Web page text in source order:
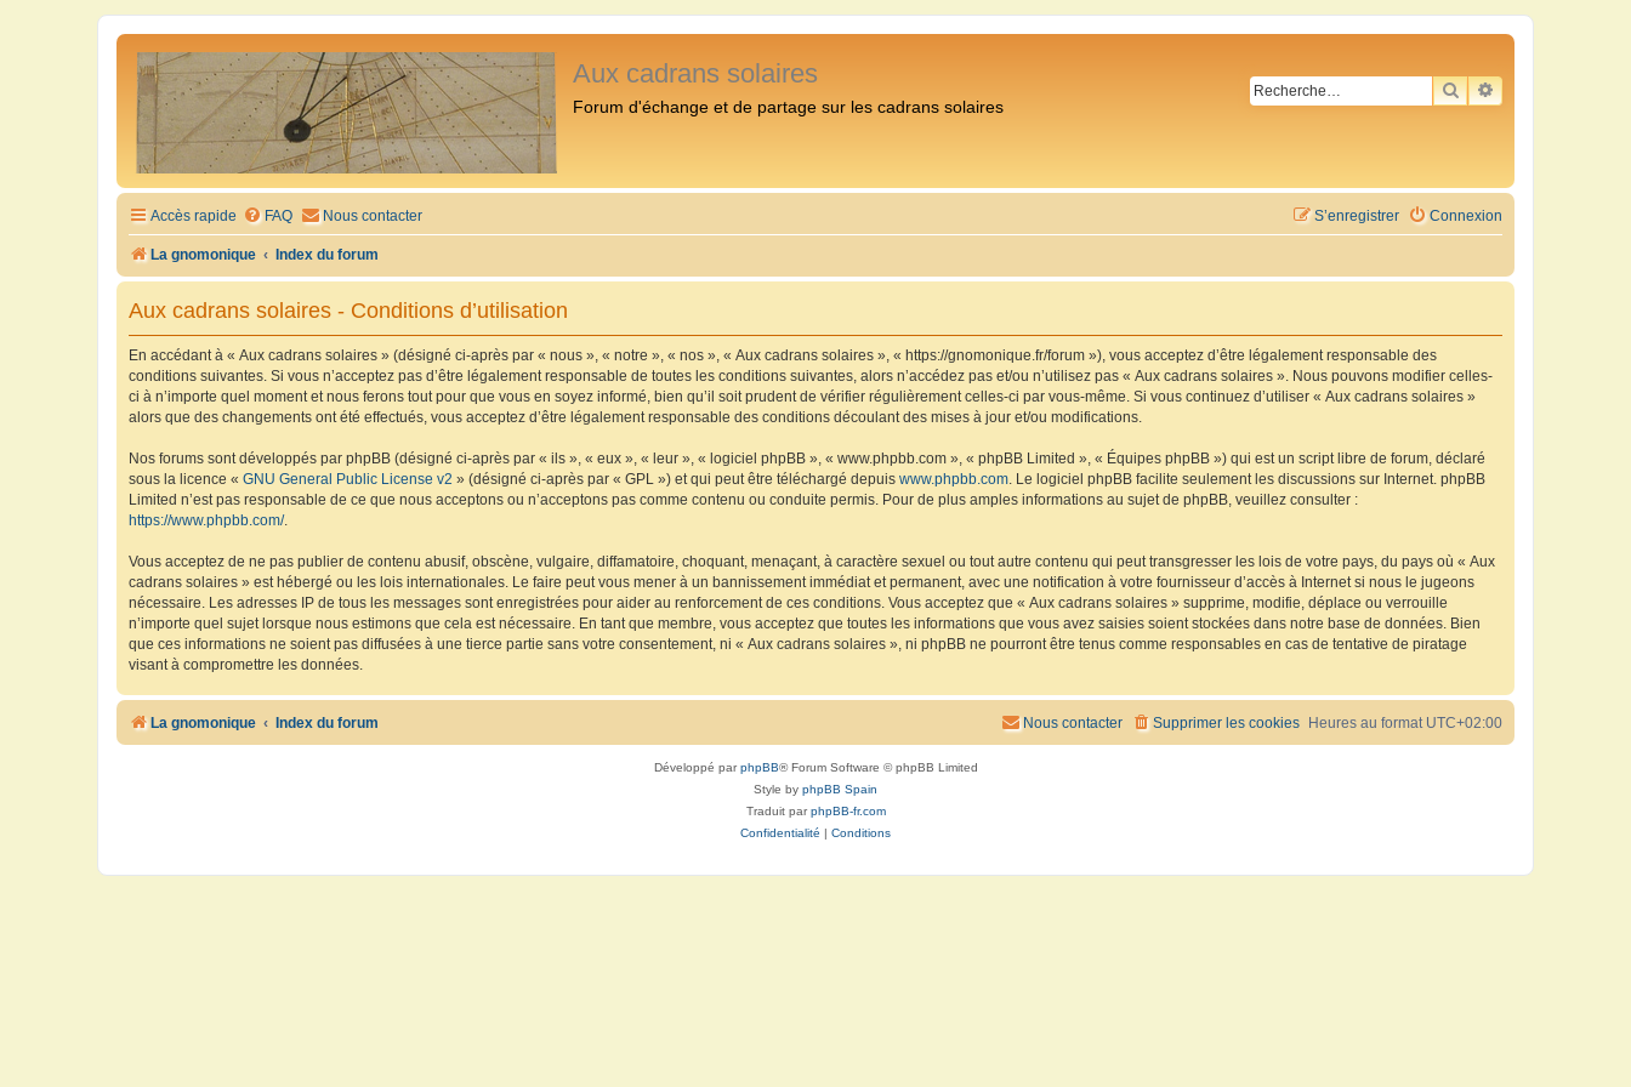
Aux cadrans solaires
Forum d'échange et de partage sur les cadrans solaires
RECHERCHER
RECHERCHE
Accès rapide FAQ Nous contacter Connexion
S’enregistrer
La gnomonique Index du forum
Aux cadrans solaires - Conditions d’utilisation
En accédant à « Aux cadrans solaires » (désigné ci-après par « nous », « notre », « nos », « Aux cadrans solaires », « https://gnomonique.fr/forum »), vous acceptez d’être légalement responsable des
conditions suivantes. Si vous n’acceptez pas d’être légalement responsable de toutes les conditions suivantes, alors n’accédez pas et/ou n’utilisez pas « Aux cadrans solaires ». Nous pouvons modifier celles-
ci à n’importe quel moment et nous ferons tout pour que vous en soyez informé, bien qu’il soit prudent de vérifier régulièrement celles-ci par vous-même. Si vous continuez d’utiliser « Aux cadrans solaires »
alors que des changements ont été effectués, vous acceptez d’être légalement responsable des conditions découlant des mises à jour et/ou modifications.
Nos forums sont développés par phpBB (désigné ci-après par « ils », « eux », « leur », « logiciel phpBB », « www.phpbb.com », « phpBB Limited », « Équipes phpBB ») qui est un script libre de forum, déclaré
sous la licence « GNU General Public License v2 » (désigné ci-après par « GPL ») et qui peut être téléchargé depuis www.phpbb.com. Le logiciel phpBB facilite seulement les discussions sur Internet. phpBB
Limited n’est pas responsable de ce que nous acceptons ou n’acceptons pas comme contenu ou conduite permis. Pour de plus amples informations au sujet de phpBB, veuillez consulter :
https://www.phpbb.com/.
Vous acceptez de ne pas publier de contenu abusif, obscène, vulgaire, diffamatoire, choquant, menaçant, à caractère sexuel ou tout autre contenu qui peut transgresser les lois de votre pays, du pays où « Aux
cadrans solaires » est hébergé ou les lois internationales. Le faire peut vous mener à un bannissement immédiat et permanent, avec une notification à votre fournisseur d’accès à Internet si nous le jugeons
nécessaire. Les adresses IP de tous les messages sont enregistrées pour aider au renforcement de ces conditions. Vous acceptez que « Aux cadrans solaires » supprime, modifie, déplace ou verrouille
n’importe quel sujet lorsque nous estimons que cela est nécessaire. En tant que membre, vous acceptez que toutes les informations que vous avez saisies soient stockées dans notre base de données. Bien
que ces informations ne soient pas diffusées à une tierce partie sans votre consentement, ni « Aux cadrans solaires », ni phpBB ne pourront être tenus comme responsables en cas de tentative de piratage
visant à compromettre les données.
La gnomonique Index du forum Heures au format UTC+02:00
Supprimer les cookies
Nous contacter
Développé parphpBB® Forum Software © phpBB Limited
Style by phpBB Spain
Traduit parphpBB-fr.com
Confidentialité
Conditions